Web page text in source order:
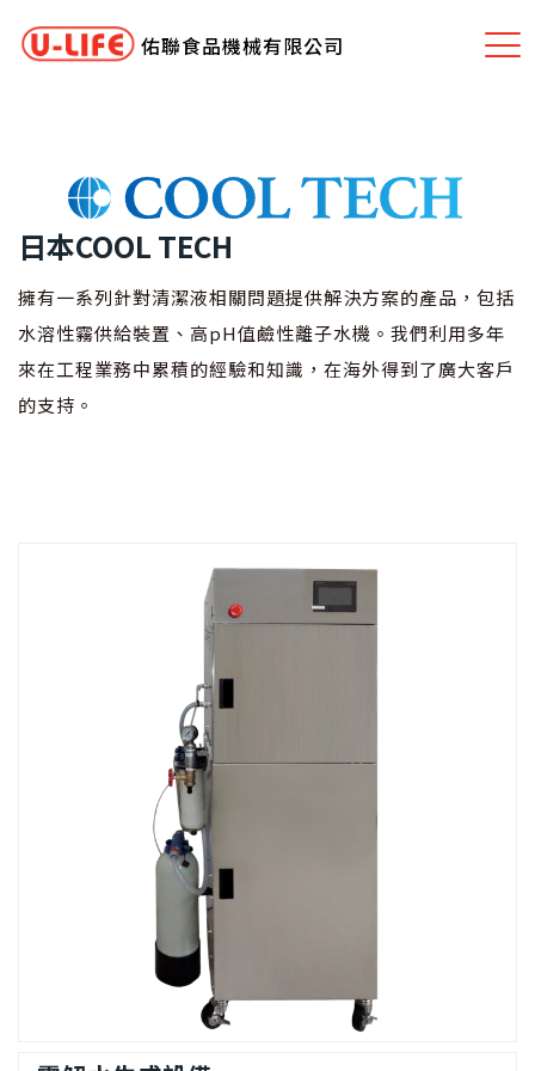
佑聯食品機械有限公司
日本COOL TECH
擁有一系列針對清潔液相關問題提供解決方案的產品，包括
水溶性霧供給裝置、高pH值鹼性離子水機。我們利用多年
來在工程業務中累積的經驗和知識，在海外得到了廣大客戶
的支持。